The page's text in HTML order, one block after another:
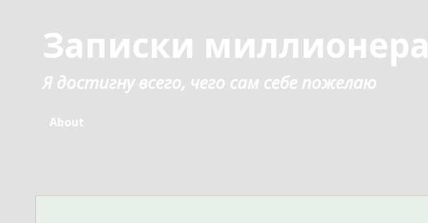
содержаниюЗаписки миллионера
Я достигну всего, чего сам себе пожелаю
About